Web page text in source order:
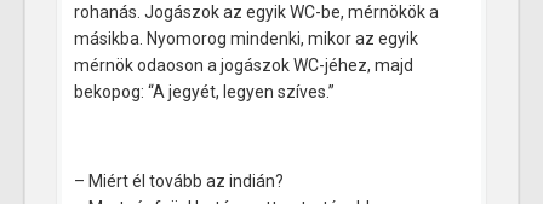
rohanás. Jogászok az egyik WC-be, mérnökök a
másikba. Nyomorog mindenki, mikor az egyik
mérnök odaoson a jogászok WC-jéhez, majd
bekopog: “A jegyét, legyen szíves.”
– Miért él tovább az indián?